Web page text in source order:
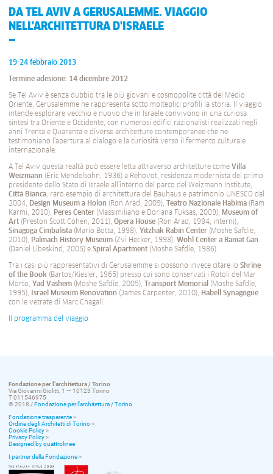
DA TEL AVIV A GERUSALEMME. VIAGGIO
NELL'ARCHITETTURA D'ISRAELE
19-24 febbraio 2013
Termine adesione: 14 dicembre 2012
Se Tel Aviv è senza dubbio tra le più giovani e cosmopolite città del Medio
Oriente, Gerusalemme ne rappresenta sotto molteplici profili la storia. Il viaggio
intende esplorare vecchio e nuovo che in Israele convivono in una curiosa
sintesi tra Oriente e Occidente, con numerosi edifici razionalisti realizzati negli
anni Trenta e Quaranta e diverse architetture contemporanee che ne
testimoniano l’apertura al dialogo e la curiosità verso il fermento culturale
internazionale.
A Tel Aviv questa realtà può essere letta attraverso architetture come Villa
Weizmann (Eric Mendelsohn, 1936) a Rehovot, residenza modernista del primo
presidente dello Stato di Israele all’interno del parco del Weizmann Institute,
Città Bianca, raro esempio di architettura del Bauhaus e patrimonio UNESCO dal
2004, Design Museum a Holon (Ron Arad, 2009), Teatro Nazionale Habima (Ram
Karmi, 2010), Peres Center (Massimiliano e Doriana Fuksas, 2009), Museum of
Art (Preston Scott Cohen, 2011), Opera House (Ron Arad, 1994, interni),
Sinagoga Cimbalista (Mario Botta, 1998), Yitzhak Rabin Center (Moshe Safdie,
2010), Palmach History Museum (Zvi Hecker, 1998), Wohl Center a Ramat Gan
(Daniel Libeskind, 2005) e Spiral Apartment (Moshe Safdie, 1986).
Tra i casi più rappresentativi di Gerusalemme si possono invece citare lo Shrine
of the Book (Bartos/Kiesler, 1965) presso cui sono conservati i Rotoli del Mar
Morto, Yad Vashem (Moshe Safdie, 2005), Transport Memorial (Moshe Safdie,
1995),
Israel Museum Renovation (James Carpenter, 2010), Habell
Synagogue
con le vetrate di Marc Chagall.
Il programma del viaggio
Fondazione per l’architettura / Torino
Via Giovanni Giolitti, 1 — 10123 Torino
T 011546975
© 2018 /Fondazione per l’architettura / Torino
Fondazione trasparente>
Ordine degli Architetti di Torino>
Cookie Policy>
Privacy Policy>
Designed by quattrolinee
I partner della Fondazione>